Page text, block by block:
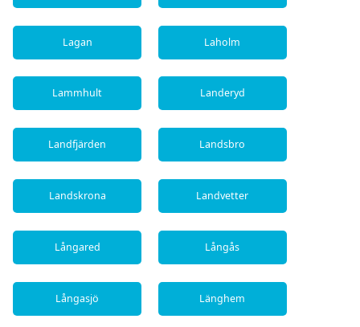
Lagan Laholm
Lammhult Landeryd
Landfjärden Landsbro
Landskrona Landvetter
Långared Långås
Långasjö Länghem